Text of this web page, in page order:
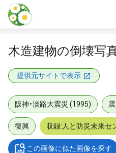
本文に飛ぶ
木造建物の倒壊写
提供元サイトで表示
阪神・淡路大震災 (1995)
復興 収録:人と防災未来
この画像に似た画像を探す